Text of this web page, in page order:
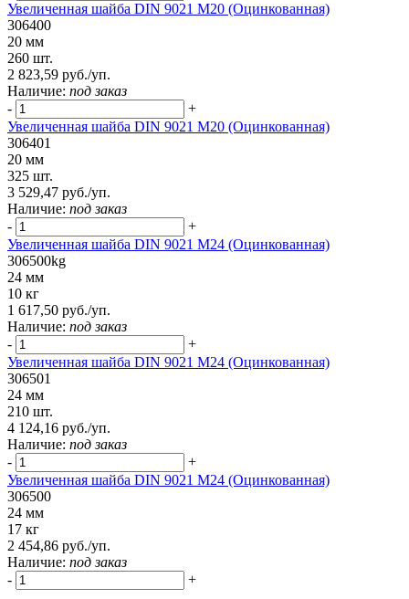
Увеличенная шайба DIN 9021 M20 (Оцинкованная)
306400
20 мм
260 шт.
2 823,59 руб./уп.
Наличие: под заказ
-
+
Увеличенная шайба DIN 9021 M20 (Оцинкованная)
306401
20 мм
325 шт.
3 529,47 руб./уп.
Наличие: под заказ
-
+
Увеличенная шайба DIN 9021 M24 (Оцинкованная)
306500kg
24 мм
10 кг
1 617,50 руб./уп.
Наличие: под заказ
-
+
Увеличенная шайба DIN 9021 M24 (Оцинкованная)
306501
24 мм
210 шт.
4 124,16 руб./уп.
Наличие: под заказ
-
+
Увеличенная шайба DIN 9021 М24 (Оцинкованная)
306500
24 мм
17 кг
2 454,86 руб./уп.
Наличие: под заказ
-
+